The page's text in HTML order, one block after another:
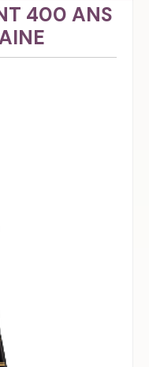
400 ANS